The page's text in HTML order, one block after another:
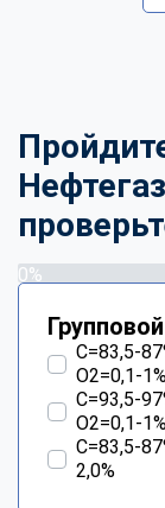
0%
С=83,5-
О2=0,1-
С=93,5-
О2=0,1-1%
С=83,5-
2,0%